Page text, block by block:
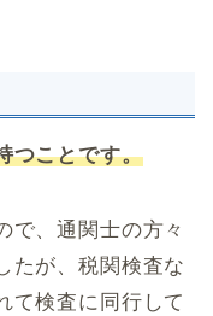
つことです。
で、通関士の方々
たが、税関検査な
て検査に同行して